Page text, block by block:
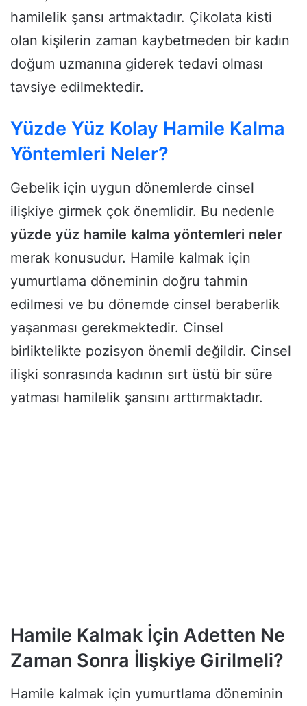
hamilelik şansı artmaktadır. Çikolata kisti
olan kişilerin zaman kaybetmeden bir kadın
doğum uzmanına giderek tedavi olması
tavsiye edilmektedir.
Yüzde Yüz Kolay Hamile Kalma
Yöntemleri Neler?
Gebelik için uygun dönemlerde cinsel
ilişkiye girmek çok önemlidir. Bu nedenle
yüzde yüz hamile kalma yöntemleri neler
merak konusudur. Hamile kalmak için
yumurtlama döneminin doğru tahmin
edilmesi ve bu dönemde cinsel beraberlik
yaşanması gerekmektedir. Cinsel
birliktelikte pozisyon önemli değildir. Cinsel
ilişki sonrasında kadının sırt üstü bir süre
yatması hamilelik şansını arttırmaktadır.
Hamile Kalmak İçin Adetten Ne
Zaman Sonra İlişkiye Girilmeli?
Hamile kalmak için yumurtlama döneminin